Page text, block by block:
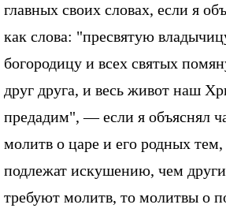
главных своих словах, если я
как слова: "пресвятую
богородицу и всех святых
друг друга, и весь живот наш
предадим", — если я объяснял
молитв о царе и его родных
подлежат искушению, чем
требуют молитв, то молитвы о